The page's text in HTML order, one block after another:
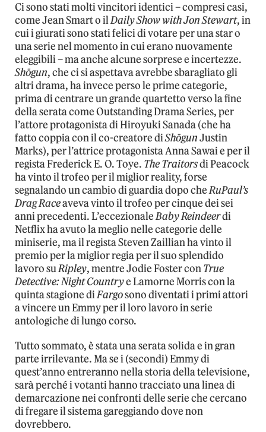
Ci sono stati molti vincitori identici – compresi casi,
come Jean Smart o ilDaily Show with Jon Stewart, in
cui i giurati sono stati felici di votare per una star o
una serie nel momento in cui erano nuovamente
eleggibili – ma anche alcune sorprese e incertezze.
Shōgun, che ci si aspettava avrebbe sbaragliato gli
altri drama, ha invece perso le prime categorie,
prima di centrare un grande quartetto verso la fine
della serata come Outstanding Drama Series, per
l’attore protagonista di Hiroyuki Sanada (che ha
fatto coppia con il co-creatore diShōgunJustin
Marks), per l’attrice protagonista Anna Sawai e per il
regista Frederick E. O. Toye. The Traitorsdi Peacock
ha vinto il trofeo per il miglior reality, forse
segnalando un cambio di guardia dopo cheRuPaul’s
Drag Raceaveva vinto il trofeo per cinque dei sei
anni precedenti. L’eccezionaleBaby Reindeerdi
Netflix ha avuto la meglio nelle categorie delle
miniserie, ma il regista Steven Zaillian ha vinto il
premio per la miglior regia per il suo splendido
lavoro suRipley, mentre Jodie Foster conTrue
Detective: Night Countrye Lamorne Morris con la
quinta stagione diFargosono diventati i primi attori
a vincere un Emmy per il loro lavoro in serie
antologiche di lungo corso.
Tutto sommato, è stata una serata solida e in gran
parte irrilevante. Ma se i (secondi) Emmy di
quest’anno entreranno nella storia della televisione,
sarà perché i votanti hanno tracciato una linea di
demarcazione nei confronti delle serie che cercano
di fregare il sistema gareggiando dove non
dovrebbero.